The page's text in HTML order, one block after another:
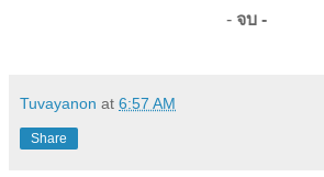
-จบ -
Tuvayanon at 6:57 AM
Share